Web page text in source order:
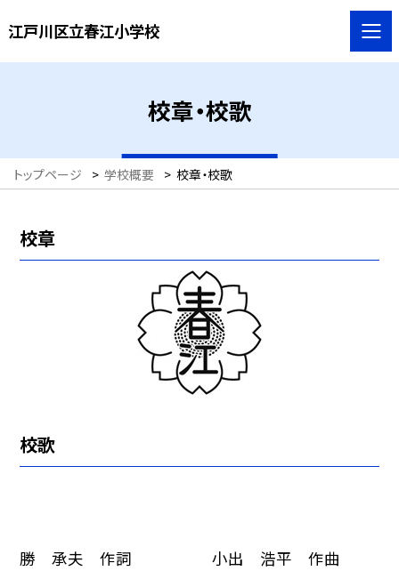
江戸川区立春江小学校
校章・校歌
トップページ > 学校概要 > 校章・校歌
校章
校歌
勝 承夫 作詞 小出 浩平 作曲